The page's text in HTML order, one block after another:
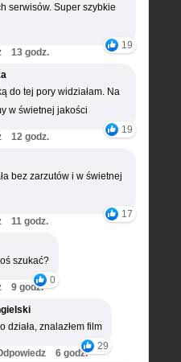
serwisów. Super szybkie
19
13 godz.
do tej pory widziałam. Na
w świetnej jakości
19
12 godz.
bez zarzutów i w świetnej
17
11 godz.
szukać?
0
9 godz.
działa, znalazłem film
29
6 godz.